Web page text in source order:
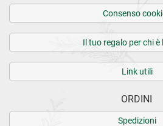
Consenso
Il tuo regalo per chi
Link utili
ORDINI
Spedizioni